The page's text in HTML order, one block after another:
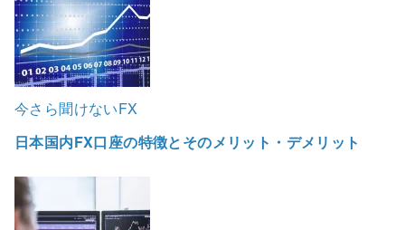
今さら聞けないFX
日本国内FX口座の特徴とそのメリット・デメリット